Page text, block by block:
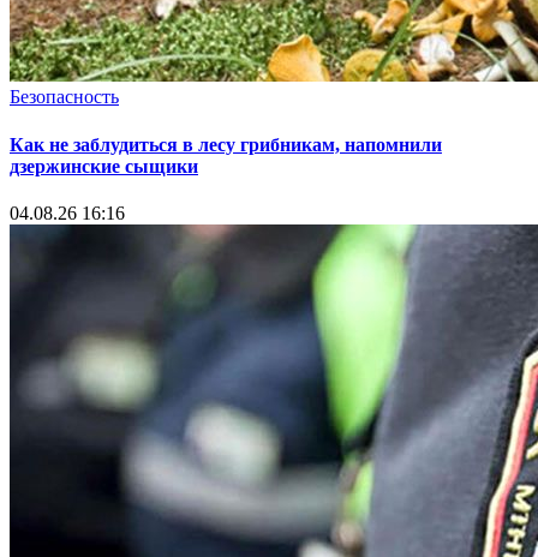
Безопасность
Как не заблудиться в лесу грибникам, напомнили
дзержинские сыщики
04.08.26 16:16